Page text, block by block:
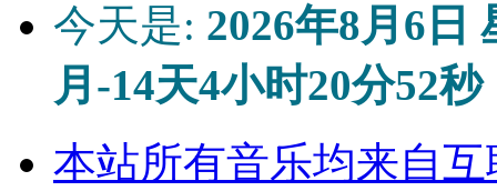
今天是: 2026年8月6日
月-14天4小时20分52秒
本站所有音乐均来自